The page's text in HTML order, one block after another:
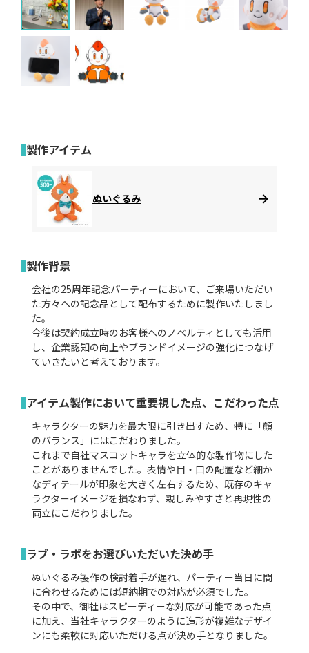
製作アイテム
ぬいぐるみ
製作背景
会社の25周年記念パーティーにおいて、ご来場いただい
た方々への記念品として配布するために製作いたしまし
た。
今後は契約成立時のお客様へのノベルティとしても活用
し、企業認知の向上やブランドイメージの強化につなげ
ていきたいと考えております。
アイテム製作において重要視した点、こだわった点
キャラクターの魅力を最大限に引き出すため、特に「顔
のバランス」にはこだわりました。
これまで自社マスコットキャラを立体的な製作物にした
ことがありませんでした。表情や目・口の配置など細か
なディテールが印象を大きく左右するため、既存のキャ
ラクターイメージを損なわず、親しみやすさと再現性の
両立にこだわりました。
ラブ・ラボをお選びいただいた決め手
ぬいぐるみ製作の検討着手が遅れ、パーティー当日に間
に合わせるためには短納期での対応が必須でした。
その中で、御社はスピーディーな対応が可能であった点
に加え、当社キャラクターのように造形が複雑なデザイ
ンにも柔軟に対応いただける点が決め手となりました。